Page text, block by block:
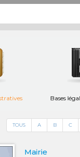
Bases
TOUS A B C
Mairie